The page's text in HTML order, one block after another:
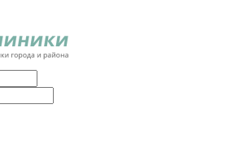
города и района